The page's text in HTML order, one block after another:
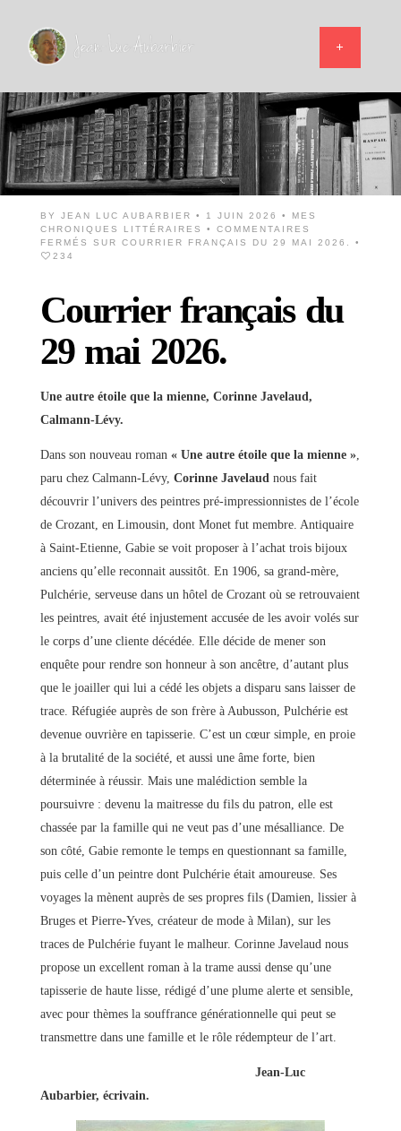
BY JEAN LUC AUBARBIER • 1 JUIN 2026 •
MES
CHRONIQUES LITTÉRAIRES
• COMMENTAIRES
FERMÉS
SUR COURRIER FRANÇAIS DU 29 MAI 2026.
•
234
Courrier français du
29 mai 2026.
Une autre étoile que la mienne, Corinne Javelaud,
Calmann-Lévy.
Dans son nouveau roman « Une autre étoile que la mienne »,
paru chez Calmann-Lévy, Corinne Javelaud nous fait
découvrir l’univers des peintres pré-impressionnistes de l’école
de Crozant, en Limousin, dont Monet fut membre. Antiquaire
à Saint-Etienne, Gabie se voit proposer à l’achat trois bijoux
anciens qu’elle reconnait aussitôt. En 1906, sa grand-mère,
Pulchérie, serveuse dans un hôtel de Crozant où se retrouvaient
les peintres, avait été injustement accusée de les avoir volés sur
le corps d’une cliente décédée. Elle décide de mener son
enquête pour rendre son honneur à son ancêtre, d’autant plus
que le joailler qui lui a cédé les objets a disparu sans laisser de
trace. Réfugiée auprès de son frère à Aubusson, Pulchérie est
devenue ouvrière en tapisserie. C’est un cœur simple, en proie
à la brutalité de la société, et aussi une âme forte, bien
déterminée à réussir. Mais une malédiction semble la
poursuivre : devenu la maitresse du fils du patron, elle est
chassée par la famille qui ne veut pas d’une mésalliance. De
son côté, Gabie remonte le temps en questionnant sa famille,
puis celle d’un peintre dont Pulchérie était amoureuse. Ses
voyages la mènent auprès de ses propres fils (Damien, lissier à
Bruges et Pierre-Yves, créateur de mode à Milan), sur les
traces de Pulchérie fuyant le malheur. Corinne Javelaud nous
propose un excellent roman à la trame aussi dense qu’une
tapisserie de haute lisse, rédigé d’une plume alerte et sensible,
avec pour thèmes la souffrance générationnelle qui peut se
transmettre dans une famille et le rôle rédempteur de l’art.
Jean-Luc
Aubarbier, écrivain.